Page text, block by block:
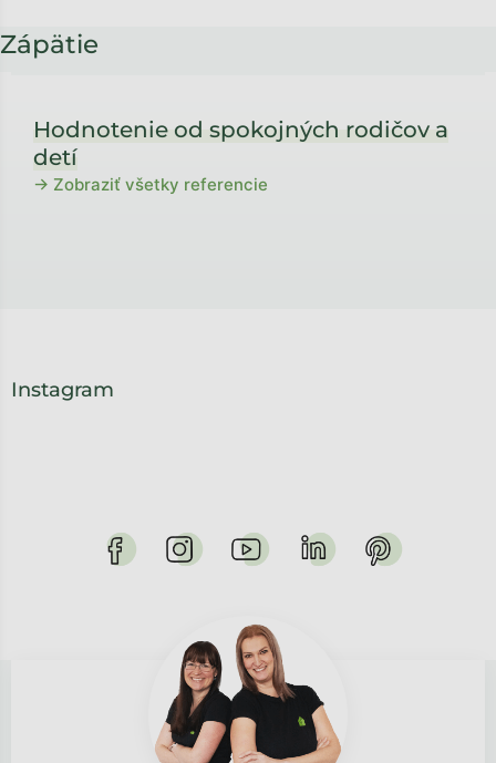
Zápätie
Hodnotenie od spokojných rodičov a
detí
→ Zobraziť všetky referencie
Instagram